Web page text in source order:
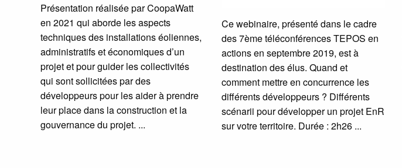
Présentation réalisée par CoopaWatt
en 2021 qui aborde les aspects
techniques des installations éoliennes,
administratifs et économiques d’un
projet et pour guider les collectivités
qui sont sollicitées par des
développeurs pour les aider à prendre
leur place dans la construction et la
gouvernance du projet.
Ce webinaire, présenté dans le cadre
des 7ème téléconférences TEPOS en
actions en septembre 2019, est à
destination des élus. Quand et
comment mettre en concurrence les
différents développeurs ? Différents
scénarii pour développer un projet EnR
sur votre territoire. Durée : 2h26